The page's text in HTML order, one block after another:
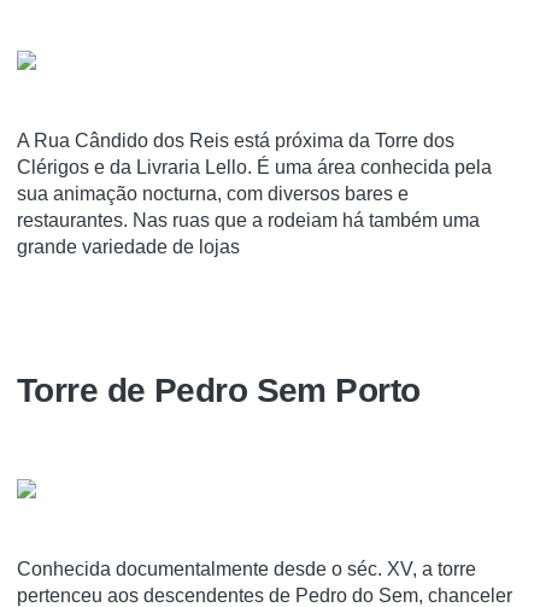
A Rua Cândido dos Reis está próxima da Torre dos
Clérigos e da Livraria Lello. É uma área conhecida pela
sua animação nocturna, com diversos bares e
restaurantes. Nas ruas que a rodeiam há também uma
grande variedade de lojas
Torre de Pedro Sem Porto
Conhecida documentalmente desde o séc. XV, a torre
pertenceu aos descendentes de Pedro do Sem, chanceler